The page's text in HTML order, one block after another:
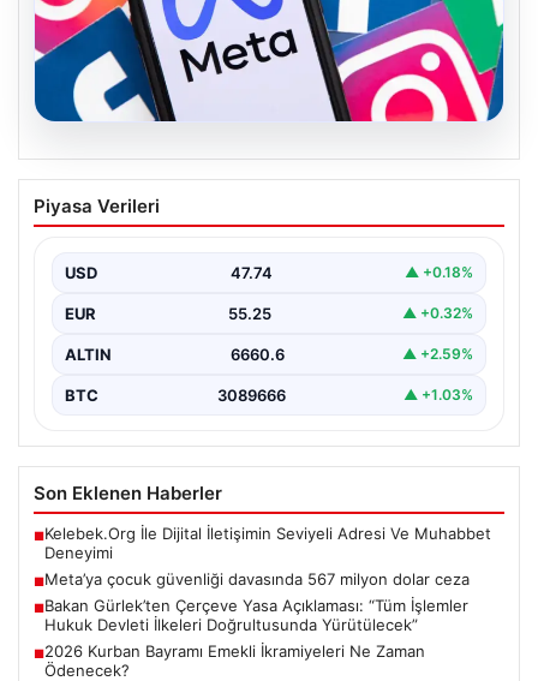
Meta’ya çocuk güvenliği davasında 567
milyon dolar ceza
Piyasa Verileri
USD 47.74 ▲ +0.18%
EUR 55.25 ▲ +0.32%
ALTIN 6660.6 ▲ +2.59%
BTC 3089666 ▲ +1.03%
Son Eklenen Haberler
■Kelebek.Org İle Dijital İletişimin Seviyeli Adresi Ve Muhabbet
Deneyimi
■Meta’ya çocuk güvenliği davasında 567 milyon dolar ceza
■Bakan Gürlek’ten Çerçeve Yasa Açıklaması: “Tüm İşlemler
Hukuk Devleti İlkeleri Doğrultusunda Yürütülecek”
■2026 Kurban Bayramı Emekli İkramiyeleri Ne Zaman
Ödenecek?